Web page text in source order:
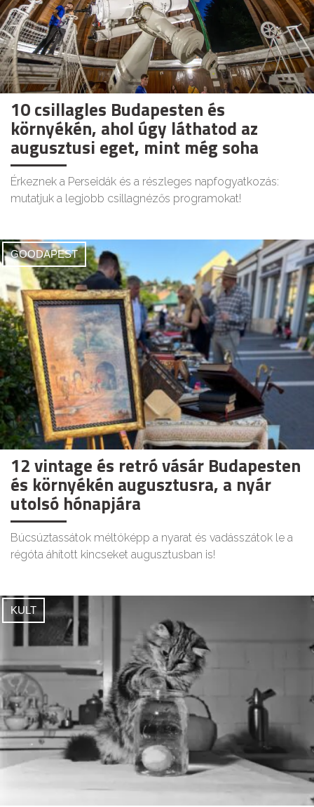
10 csillagles Budapesten és
környékén, ahol úgy láthatod az
augusztusi eget, mint még soha
Érkeznek a Perseidák és a részleges napfogyatkozás:
mutatjuk a legjobb csillagnézős programokat!
GOODAPEST
12 vintage és retró vásár Budapesten
és környékén augusztusra, a nyár
utolsó hónapjára
Búcsúztassátok méltóképp a nyarat és vadásszátok le a
régóta áhított kincseket augusztusban is!
KULT